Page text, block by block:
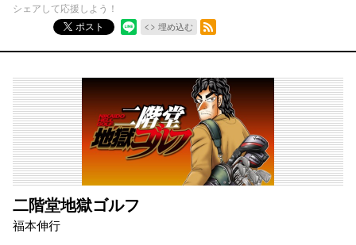
シェアして応援しよう！
ポスト
埋め込む
RSSフィード
二階堂地獄ゴルフ
福本伸行